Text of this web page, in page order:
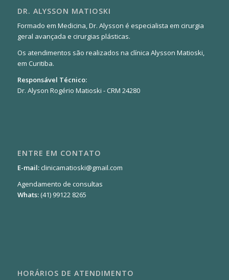
DR. ALYSSON MATIOSKI
Formado em Medicina, Dr. Alysson é especialista em cirurgia
geral avançada e cirurgias plásticas.
Os atendimentos são realizados na clínica Alysson Matioski,
em Curitiba.
Responsável Técnico:
Dr. Alyson Rogério Matioski - CRM 24280
ENTRE EM CONTATO
E-mail: clinicamatioski@gmail.com
Agendamento de consultas
Whats:(41) 99122 8265
HORÁRIOS DE ATENDIMENTO